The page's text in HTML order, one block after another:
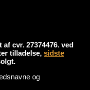
cvr. 27374476. ved
tilladelse, sidste
og